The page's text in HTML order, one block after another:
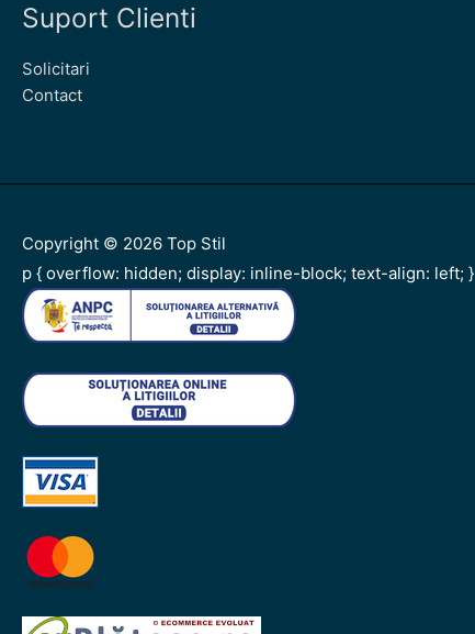
Suport Clienti
Solicitari
Contact
Copyright © 2026 Top Stil
p { overflow: hidden; display: inline-block; text-align: left; }